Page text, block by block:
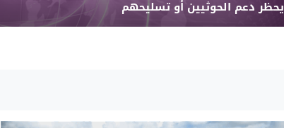
يحظر دعم الحوثيين أو تسليحهم